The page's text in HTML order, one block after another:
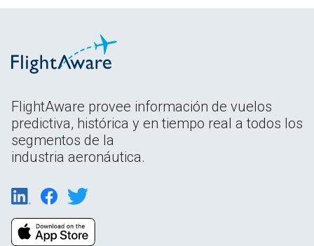
FlightAware provee información de vuelos
predictiva, histórica y en tiempo real a todos los
segmentos de la
industria aeronáutica.